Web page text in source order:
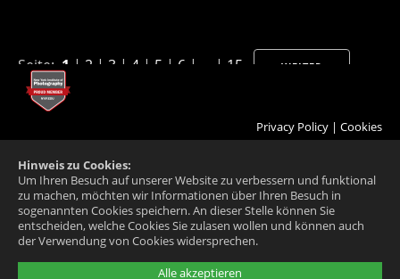
Alle akzeptieren
Hinweis zu Cookies:
Um Ihren Besuch auf unserer Website zu verbessern und funktional
zu machen, möchten wir Informationen über Ihren Besuch in
sogenannten Cookies speichern. An dieser Stelle können Sie
entscheiden, welche Cookies Sie zulasen wollen und können auch
der Verwendung von Cookies widersprechen.
Seite:1 | 2 | 3 | 4 | 5 | 6 | ... | 15 WEITER
Privacy Policy | Cookies